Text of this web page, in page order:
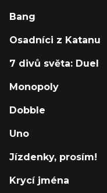
Bang
Osadníci z Katanu
7 divů světa: Duel
Monopoly
Dobble
Uno
Jízdenky, prosím!
Krycí jména